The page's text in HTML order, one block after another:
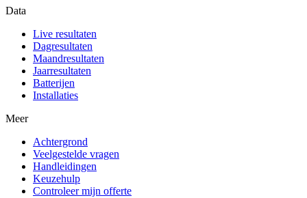
Data
Live resultaten
Dagresultaten
Maandresultaten
Jaarresultaten
Batterijen
Installaties
Meer
Achtergrond
Veelgestelde vragen
Handleidingen
Keuzehulp
Controleer mijn offerte